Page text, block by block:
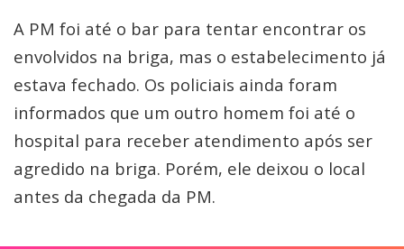
A PM foi até o bar para tentar encontrar os
envolvidos na briga, mas o estabelecimento já
estava fechado. Os policiais ainda foram
informados que um outro homem foi até o
hospital para receber atendimento após ser
agredido na briga. Porém, ele deixou o local
antes da chegada da PM.